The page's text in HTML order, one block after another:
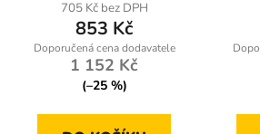
705 Kč bez DPH
853 Kč
1 152 Kč
(–25 %)